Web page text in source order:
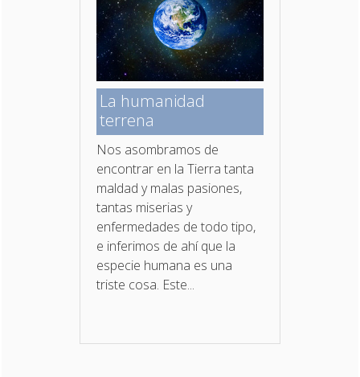
La humanidad
terrena
Nos asombramos de
encontrar en la Tierra tanta
maldad y malas pasiones,
tantas miserias y
enfermedades de todo tipo,
e inferimos de ahí que la
especie humana es una
triste cosa. Este...